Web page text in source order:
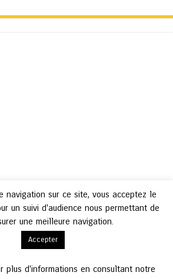
navigation sur ce site, vous acceptez le
un suivi d'audience nous permettant de
une meilleure navigation.
Accepter
plus d'informations en consultant notre